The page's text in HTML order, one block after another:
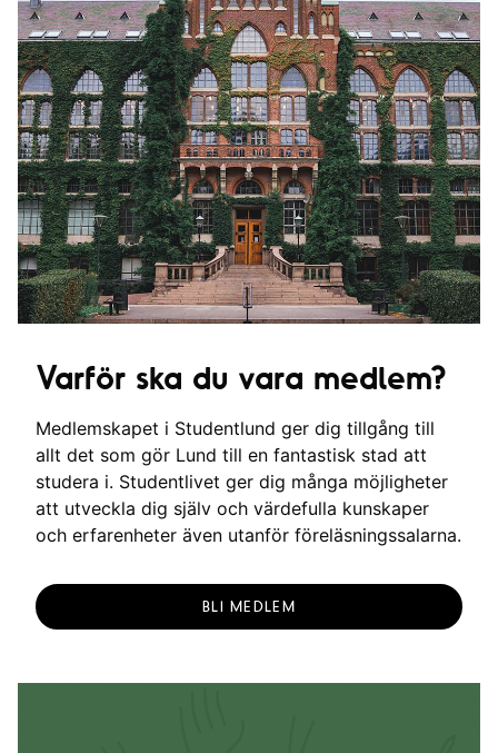
Varför ska du vara medlem?
Medlemskapet i Studentlund ger dig tillgång till
allt det som gör Lund till en fantastisk stad att
studera i. Studentlivet ger dig många möjligheter
att utveckla dig själv och värdefulla kunskaper
och erfarenheter även utanför föreläsningssalarna.
BLI MEDLEM